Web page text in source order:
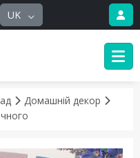
UK
Домашній декор